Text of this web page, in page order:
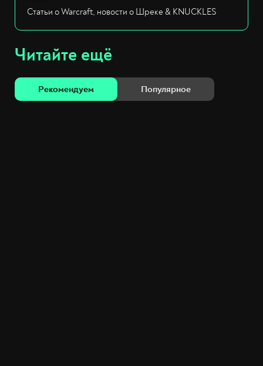
Статьи о Warcraft, новости о Шреке & KNUCKLES
Читайте ещё
Рекомендуем Популярное